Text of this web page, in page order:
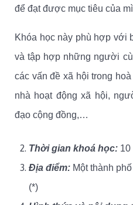
để đạt được mục tiêu của
Khóa học này phù hợp với
và tập hợp những người
các vấn đề xã hội trong
nhà hoạt động xã hội,
đạo cộng đồng,…
Thời gian khoá học: 10
Địa điểm: Một thành
(*)